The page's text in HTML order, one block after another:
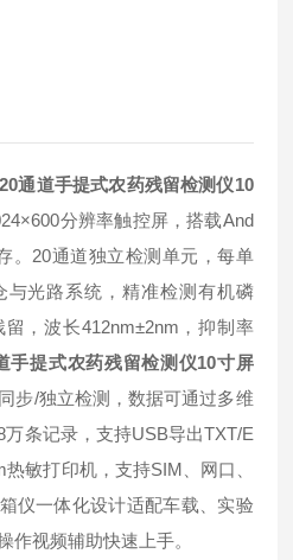
20通道手提式农药残留检测仪10
分辨率触控屏，搭载And
。20通道独立检测单元，每单
与光路系统，精准检测有机磷
，波长412nm±2nm，抑制率
手提式农药残留检测仪10寸屏
步/独立检测，数据可通过多维
条记录，支持USB导出TXT/E
敏打印机，支持SIM、网口、
仪一体化设计适配车载、实验
作视频辅助快速上手。